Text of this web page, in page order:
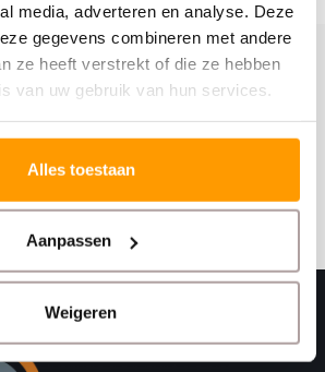
media, adverteren en analyse. Deze
gegevens combineren met andere
ze heeft verstrekt of die ze hebben
van uw gebruik van hun services.
Alles toestaan
Aanpassen
Weigeren
in voor onze nieuwsbrief
nieuwste aanbiedingen en
kortingscodes